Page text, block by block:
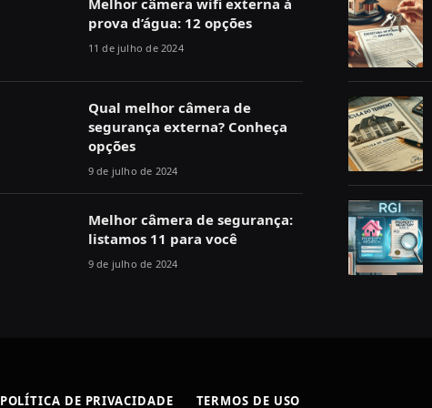
Melhor câmera wifi externa à
prova d’água: 12 opções
11 de julho de 2024
Qual melhor câmera de
segurança externa? Conheça
opções
9 de julho de 2024
Melhor câmera de segurança:
listamos 11 para você
9 de julho de 2024
POLÍTICA DE PRIVACIDADE TERMOS DE USO